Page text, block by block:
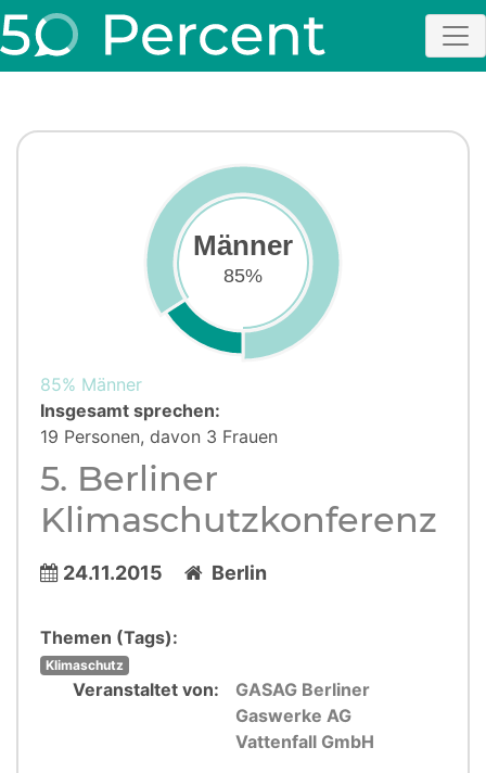
Männer
85%
85% Männer
Insgesamt sprechen:
19 Personen, davon 3 Frauen
5. Berliner
Klimaschutzkonferenz
24.11.2015 Berlin
Themen (Tags):
Klimaschutz
Veranstaltet von:
GASAG Berliner
Gaswerke AG
Vattenfall GmbH